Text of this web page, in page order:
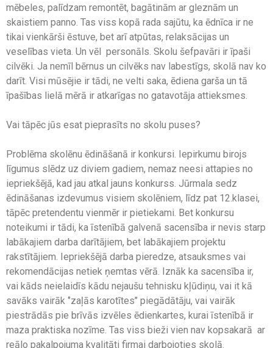
mēbeles, palīdzam remontēt, bagātinām ar gleznām un
skaistiem panno. Tas viss kopā rada sajūtu, ka ēdnīca ir ne
tikai vienkārši ēstuve, bet arī atpūtas, relaksācijas un
veselības vieta. Un vēl personāls. Skolu šefpavāri ir īpaši
cilvēki. Ja nemīl bērnus un cilvēks nav labestīgs, skolā nav ko
darīt. Visi mūsējie ir tādi, ne velti saka, ēdiena garša un tā
īpašības lielā mērā ir atkarīgas no gatavotāja attieksmes.
Vai tāpēc jūs esat pieprasīts no skolu puses?
Problēma skolēnu ēdināšanā ir konkursi. Iepirkumu birojs
līgumus slēdz uz diviem gadiem, nemaz neesi attapies no
iepriekšējā, kad jau atkal jauns konkurss. Jūrmala sedz
ēdināšanas izdevumus visiem skolēniem, līdz pat 12.klasei,
tāpēc pretendentu vienmēr ir pietiekami. Bet konkursu
noteikumi ir tādi, ka īstenībā galvenā sacensība ir nevis starp
labākajiem darba darītājiem, bet labākajiem projektu
rakstītājiem. Iepriekšējā darba pieredze, atsauksmes vai
rekomendācijas netiek ņemtas vērā. Iznāk ka sacensība ir,
vai kāds neielaidīs kādu nejaušu tehnisku kļūdiņu, vai it kā
savāks vairāk ‘’zaļās karotītes’’ piegādātāju, vai vairāk
piestrādās pie brīvās izvēles ēdienkartes, kurai īstenībā ir
maza praktiska nozīme. Tas viss bieži vien nav kopsakarā ar
reālo pakalpojuma kvalitāti firmai darbojoties skolā.